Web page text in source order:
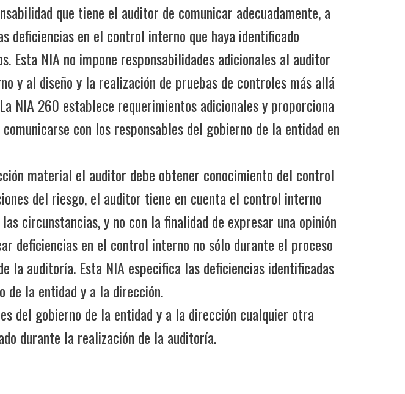
que tiene el auditor de comunicar adecuadamente, a
deficiencias en el control interno que haya identificado
Esta NIA no impone responsabilidades adicionales al auditor
y al diseño y la realización de pruebas de controles más allá
NIA 260 establece requerimientos adicionales y proporciona
con los responsables del gobierno de la entidad en
material el auditor debe obtener conocimiento del control
del riesgo, el auditor tiene en cuenta el control interno
circunstancias, y no con la finalidad de expresar una opinión
deficiencias en el control interno no sólo durante el proceso
la auditoría. Esta NIA especifica las deficiencias identificadas
de la entidad y a la dirección.
del gobierno de la entidad y a la dirección cualquier otra
durante la realización de la auditoría.